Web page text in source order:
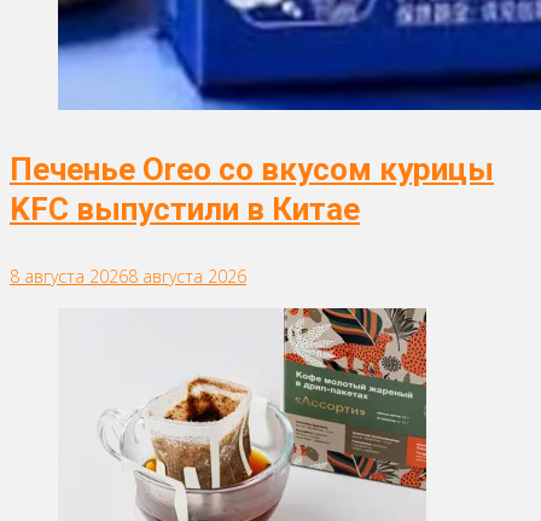
Печенье Oreo со вкусом курицы
KFC выпустили в Китае
8 августа 20268 августа 2026